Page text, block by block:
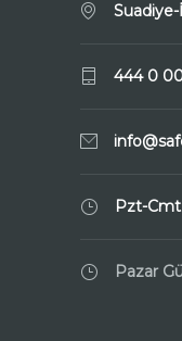
444 0
Pzt-
Pazar